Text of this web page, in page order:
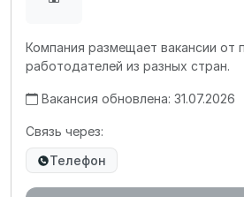
Компания размещает вакансии от
работодателей из разных стран.
Вакансия обновлена: 31.07.2026
Связь через:
Телефон